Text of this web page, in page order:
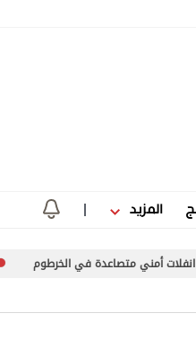
المزيد
الخرطوم الأمم المتحدة